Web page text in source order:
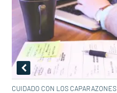
CUIDADO CON LOS CAPARAZONES